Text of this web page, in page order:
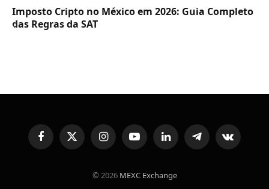
Imposto Cripto no México em 2026: Guia Completo
das Regras da SAT
FacebookX
(Twitter)
InstagramYouTubeLinkedInTelegramVKontakte
© 2026 MEXC Exchange